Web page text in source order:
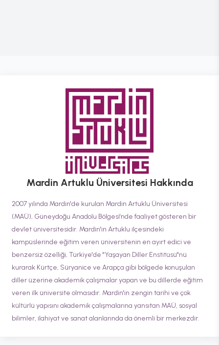
Mardin Artuklu Üniversitesi Hakkında
2007 yılında Mardin'de kurulan Mardin Artuklu Üniversitesi
(MAÜ), Güneydoğu Anadolu Bölgesi'nde faaliyet gösteren bir
devlet üniversitesidir. Mardin'in Artuklu ilçesindeki
kampüslerinde eğitim veren üniversitenin en ayırt edici ve
benzersiz özelliği, Türkiye'de "Yaşayan Diller Enstitüsü"nü
kurarak Kürtçe, Süryanice ve Arapça gibi bölgede konuşulan
diller üzerine akademik çalışmalar yapan ve bu dillerde eğitim
veren ilk üniversite olmasıdır. Mardin'in zengin tarihi ve çok
kültürlü yapısını akademik çalışmalarına yansıtan MAÜ, sosyal
bilimler, ilahiyat ve sanat alanlarında da önemli bir merkezdir.